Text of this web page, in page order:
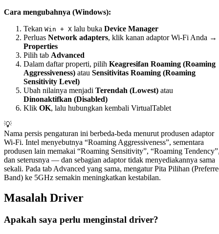
Cara mengubahnya (Windows):
Tekan Win + X lalu buka Device Manager
Perluas Network adapters, klik kanan adaptor Wi-Fi Anda →
Properties
Pilih tab Advanced
Dalam daftar properti, pilih Keagresifan Roaming (Roaming
Aggressiveness) atau Sensitivitas Roaming (Roaming
Sensitivity Level)
Ubah nilainya menjadi Terendah (Lowest) atau
Dinonaktifkan (Disabled)
Klik OK, lalu hubungkan kembali VirtualTablet
💡
Nama persis pengaturan ini berbeda-beda menurut produsen adaptor
Wi-Fi. Intel menyebutnya “Roaming Aggressiveness”, sementara
produsen lain memakai “Roaming Sensitivity”, “Roaming
dan seterusnya — dan sebagian adaptor tidak menyediakannya sama
sekali. Pada tab Advanced yang sama, mengatur Pita Pilihan
Band) ke 5GHz semakin meningkatkan kestabilan.
Masalah Driver
Apakah saya perlu menginstal driver?